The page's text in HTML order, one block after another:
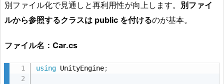
ス
図
テ
マ）
別ファイル化で見通しと再利用性が向上します。 別ファイ
ルから参照するクラスは public を付けるのが基本。
ファイル名：Car.cs
using UnityEngine;